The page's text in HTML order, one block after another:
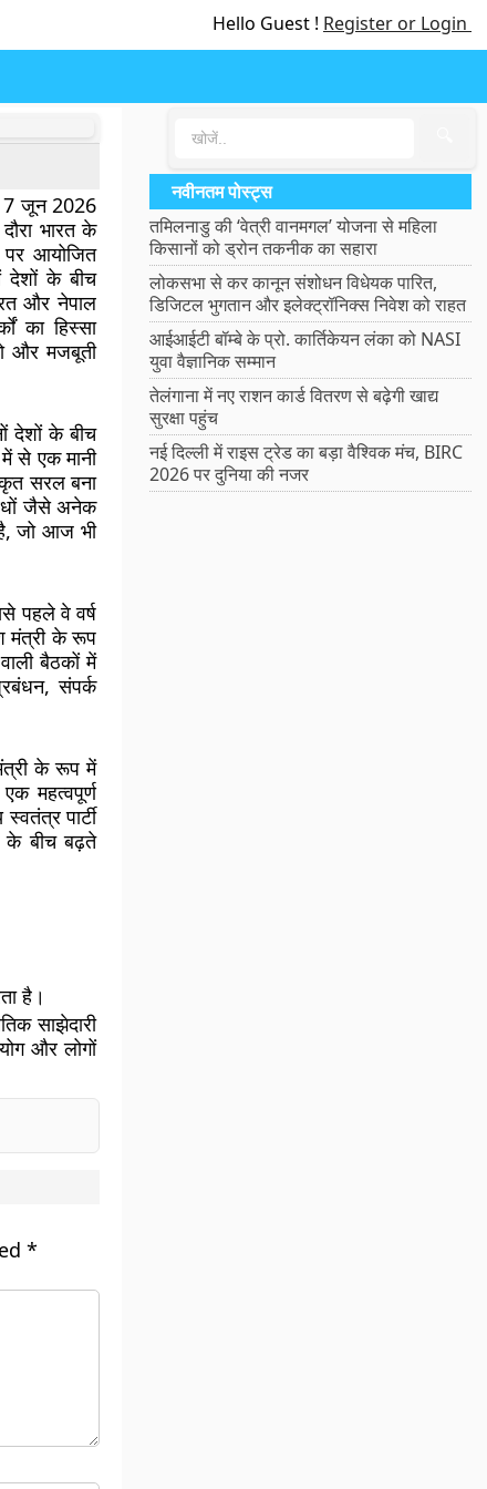
Hello Guest ! Register or Login
7 जून 2026
भारत के
आयोजित
देशों के बीच
और नेपाल
का हिस्सा
और मजबूती
देशों के बीच
से एक मानी
सरल बना
जैसे अनेक
जो आज भी
पहले वे वर्ष
मंत्री के रूप
बैठकों में
संपर्क
के रूप में
महत्वपूर्ण
पार्टी
के बीच बढ़ते
है।
साझेदारी
और लोगों
*
नवीनतम पोस्ट्स
तमिलनाडु की ‘वेत्री वानमगल’ योजना से महिला
किसानों को ड्रोन तकनीक का सहारा
लोकसभा से कर कानून संशोधन विधेयक पारित,
डिजिटल भुगतान और इलेक्ट्रॉनिक्स निवेश को राहत
आईआईटी बॉम्बे के प्रो. कार्तिकेयन लंका को NASI
युवा वैज्ञानिक सम्मान
तेलंगाना में नए राशन कार्ड वितरण से बढ़ेगी खाद्य
सुरक्षा पहुंच
नई दिल्ली में राइस ट्रेड का बड़ा वैश्विक मंच, BIRC
2026 पर दुनिया की नजर